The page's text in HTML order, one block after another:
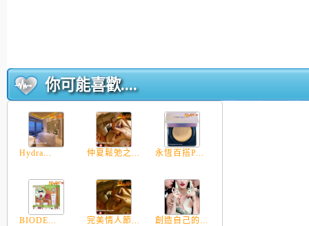
你可能喜歡....
Hydra... 仲夏鬆弛之... 永恆百搭P...
BIODE... 完美情人節... 創造自己的...